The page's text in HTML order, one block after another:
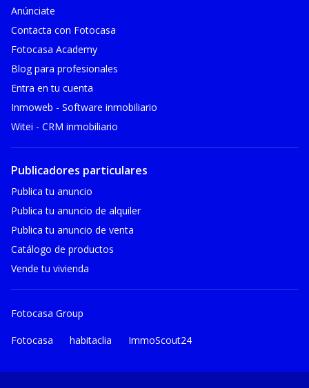
Anúnciate
Contacta con Fotocasa
Fotocasa Academy
Blog para profesionales
Entra en tu cuenta
Inmoweb - Software inmobiliario
Witei - CRM inmobiliario
Publicadores particulares
Publica tu anuncio
Publica tu anuncio de alquiler
Publica tu anuncio de venta
Catálogo de productos
Vende tu vivienda
Fotocasa Group
Fotocasa habitaclia ImmoScout24